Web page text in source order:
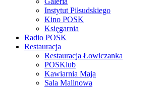
Instytut Piłsudskiego
Kino POSK
Księgarnia
Radio POSK
Restauracja
Restauracja Łowiczanka
POSKlub
Kawiarnia Maja
Sala Malinowa